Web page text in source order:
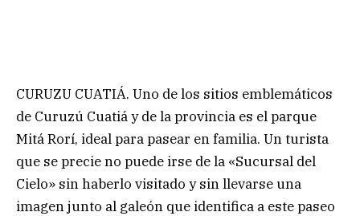
CURUZU CUATIÁ. Uno de los sitios emblemáticos
de Curuzú Cuatiá y de la provincia es el parque
Mitá Rorí, ideal para pasear en familia. Un turista
que se precie no puede irse de la «Sucursal del
Cielo» sin haberlo visitado y sin llevarse una
imagen junto al galeón que identifica a este paseo